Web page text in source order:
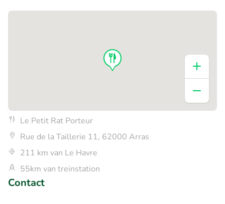
Le Petit Rat Porteur
Rue de la Taillerie 11, 62000 Arras
211 km van Le Havre
55km van treinstation
Contact